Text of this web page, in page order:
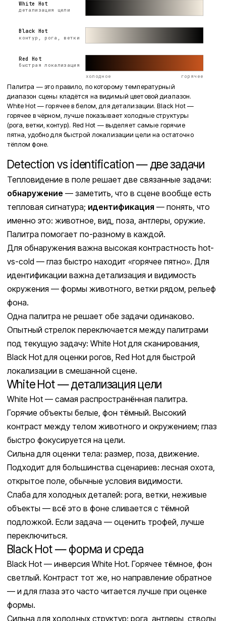
White Hot
детализация цели
Black Hot
контур, рога, ветки
Red Hot
быстрая локализация
холодное горячее
Палитра — это правило, по которому температурный
диапазон сцены кладётся на видимый цветовой диапазон.
White Hot — горячее в белом, для детализации. Black Hot —
горячее в чёрном, лучше показывает холодные структуры
(рога, ветки, контур). Red Hot — выделяет самые горячие
пятна, удобно для быстрой локализации цели на остаточно
тёплом фоне.
Detection vs identification — две задачи
Тепловидение в поле решает две связанные задачи:
обнаружение — заметить, что в сцене вообще есть
тепловая сигнатура; идентификация— понять, что
именно это: животное, вид, поза, антлеры, оружие.
Палитра помогает по-разному в каждой.
Для обнаружения важна высокая контрастность hot-
vs-cold — глаз быстро находит «горячее пятно». Для
идентификации важна детализация и видимость
окружения — формы животного, ветки рядом, рельеф
фона.
Одна палитра не решает обе задачи одинаково.
Опытный стрелок переключается между палитрами
под текущую задачу: White Hot для сканирования,
Black Hot для оценки рогов, Red Hot для быстрой
локализации в смешанной сцене.
White Hot — детализация цели
White Hot — самая распространённая палитра.
Горячие объекты белые, фон тёмный. Высокий
контраст между телом животного и окружением; глаз
быстро фокусируется на цели.
Сильна для оценки тела: размер, поза, движение.
Подходит для большинства сценариев: лесная охота,
открытое поле, обычные условия видимости.
Слаба для холодных деталей: рога, ветки, неживые
объекты — всё это в фоне сливается с тёмной
подложкой. Если задача — оценить трофей, лучше
переключиться.
Black Hot — форма и среда
Black Hot — инверсия White Hot. Горячее тёмное, фон
светлый. Контраст тот же, но направление обратное
— и для глаза это часто читается лучше при оценке
формы.
Сильна для холодных структур: рога, антлеры, стволы